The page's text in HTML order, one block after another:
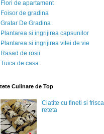
Flori de apartament
Foisor de gradina
Gratar De Gradina
Plantarea si ingrijirea capsunilor
Plantarea si ingrijirea vitei de vie
Rasad de rosii
Tuica de casa
Culinare de Top
Clatite cu fineti si frisca
reteta